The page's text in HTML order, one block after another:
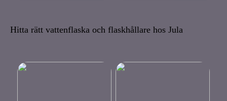
Hitta rätt vattenflaska och flaskhållare hos Jula